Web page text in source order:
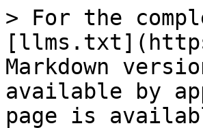
> For the
Markdown
available by
page is